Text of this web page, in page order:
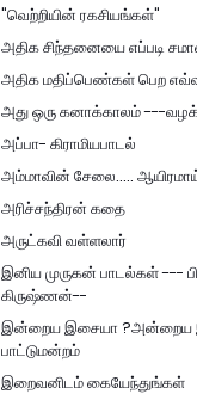
"வெற்றியின் ரகசியங்கள்"
அதிக சிந்தனையை எப்படி
அதிக மதிப்பெண்கள் பெற
அது ஒரு கனாக்காலம் ---
அப்பா- கிராமியபாடல்
அம்மாவின் சேலை.....
அரிச்சந்திரன் கதை
அருட்கவி வள்ளலார்
இனிய முருகன் பாடல்கள் ---
கிருஷ்ணன்--
இன்றைய இசையா ?அன்றைய
பாட்டுமன்றம்
இறைவனிடம் கையேந்துங்கள்